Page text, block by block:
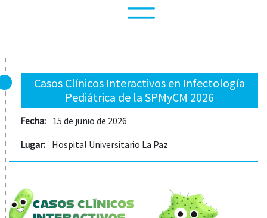
Casos Clínicos Interactivos en Infectología
Pediátrica de la SPMyCM 2026
Fecha: 15 de junio de 2026
Lugar: Hospital Universitario La Paz